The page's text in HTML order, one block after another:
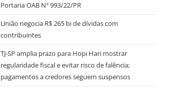
Portaria OAB Nº 993/22/PR
União negocia R$ 265 bi de dívidas com
contribuintes
TJ-SP amplia prazo para Hopi Hari mostrar
regularidade fiscal e evitar risco de falência;
pagamentos a credores seguem suspensos